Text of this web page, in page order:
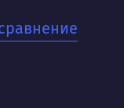
и
для своего